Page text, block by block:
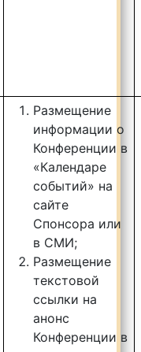
Размещение
информации о
Конференции в
«Календаре
событий» на
сайте
Спонсора или
в СМИ;
Размещение
текстовой
ссылки на
анонс
Конференции в